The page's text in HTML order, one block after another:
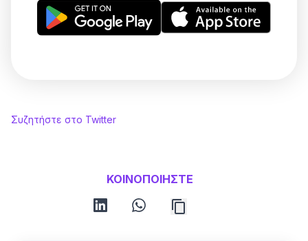
Συζητήστε στο Twitter
ΚΟΙΝΟΠΟΙΗΣΤΕ
linkedin whatsapp